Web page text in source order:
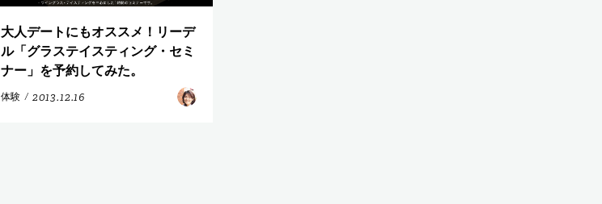
大人デートにもオススメ！リーデ
ル「グラステイスティング・セミ
ナー」を予約してみた。
体験 / 2013.12.16